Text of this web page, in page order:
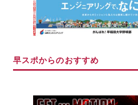
早スポからのおすすめ